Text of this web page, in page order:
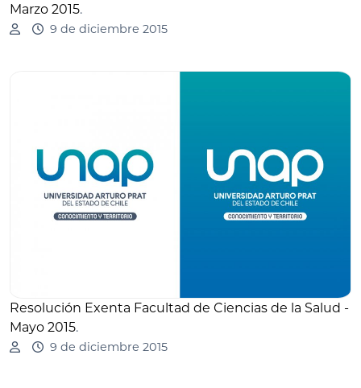
Marzo 2015.
9 de diciembre 2015
Resolución Exenta Facultad de Ciencias de la Salud -
Mayo 2015.
9 de diciembre 2015